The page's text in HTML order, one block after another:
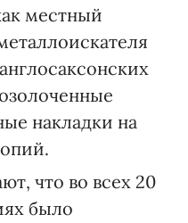
местный
накладки на
что во всех 20
было